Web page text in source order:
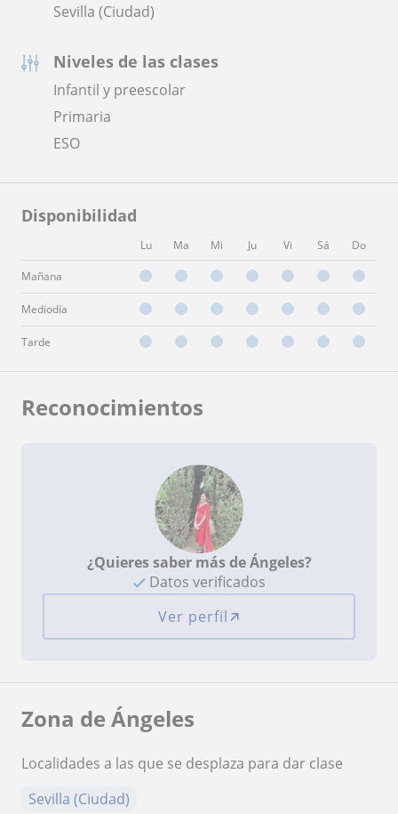
Sevilla (Ciudad)
Niveles de las clases
Infantil y preescolar
Primaria
ESO
Disponibilidad
Lu Ma Mi Ju Vi Sá Do
Mañana
Mediodía
Tarde
Reconocimientos
¿Quieres saber más de Ángeles?
Datos verificados
Ver perfil
Zona de Ángeles
Localidades a las que se desplaza para dar clase
Sevilla (Ciudad)